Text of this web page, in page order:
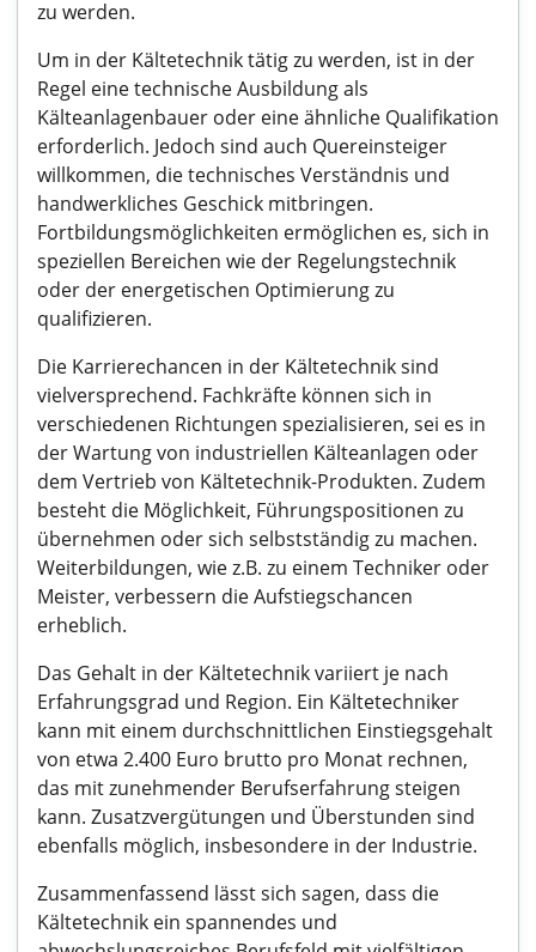
zu werden.
Um in der Kältetechnik tätig zu werden, ist in der
Regel eine technische Ausbildung als
Kälteanlagenbauer oder eine ähnliche Qualifikation
erforderlich. Jedoch sind auch Quereinsteiger
willkommen, die technisches Verständnis und
handwerkliches Geschick mitbringen.
Fortbildungsmöglichkeiten ermöglichen es, sich in
speziellen Bereichen wie der Regelungstechnik
oder der energetischen Optimierung zu
qualifizieren.
Die Karrierechancen in der Kältetechnik sind
vielversprechend. Fachkräfte können sich in
verschiedenen Richtungen spezialisieren, sei es in
der Wartung von industriellen Kälteanlagen oder
dem Vertrieb von Kältetechnik-Produkten. Zudem
besteht die Möglichkeit, Führungspositionen zu
übernehmen oder sich selbstständig zu machen.
Weiterbildungen, wie z.B. zu einem Techniker oder
Meister, verbessern die Aufstiegschancen
erheblich.
Das Gehalt in der Kältetechnik variiert je nach
Erfahrungsgrad und Region. Ein Kältetechniker
kann mit einem durchschnittlichen Einstiegsgehalt
von etwa 2.400 Euro brutto pro Monat rechnen,
das mit zunehmender Berufserfahrung steigen
kann. Zusatzvergütungen und Überstunden sind
ebenfalls möglich, insbesondere in der Industrie.
Zusammenfassend lässt sich sagen, dass die
Kältetechnik ein spannendes und